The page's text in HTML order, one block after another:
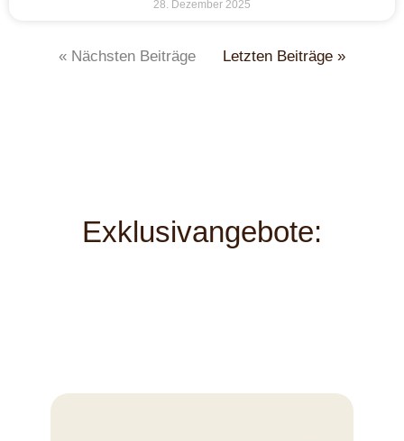
28. Dezember 2025
« Nächsten Beiträge Letzten Beiträge »
Exklusivangebote: